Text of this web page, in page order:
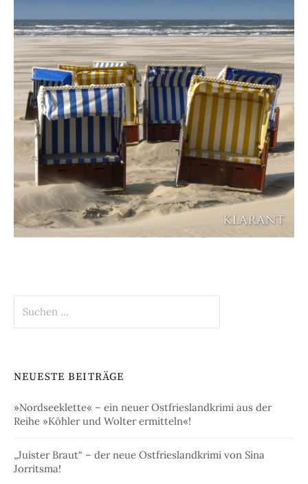
nach:
NEUESTE BEITRÄGE
»Nordseeklette« – ein neuer Ostfrieslandkrimi aus der
Reihe »Köhler und Wolter ermitteln«!
„Juister Braut“ – der neue Ostfrieslandkrimi von Sina
Jorritsma!